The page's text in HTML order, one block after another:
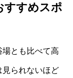
すすめスポ
とも比べて高
見られないほど